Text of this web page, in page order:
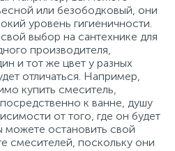
или безободковый, они
уровень гигиеничности.
выбор на сантехнике для
производителя,
и тот же цвет у разных
отличаться. Например,
купить смеситель,
к ванне, душу
от того, где он будет
можете остановить свой
смесителей, поскольку они